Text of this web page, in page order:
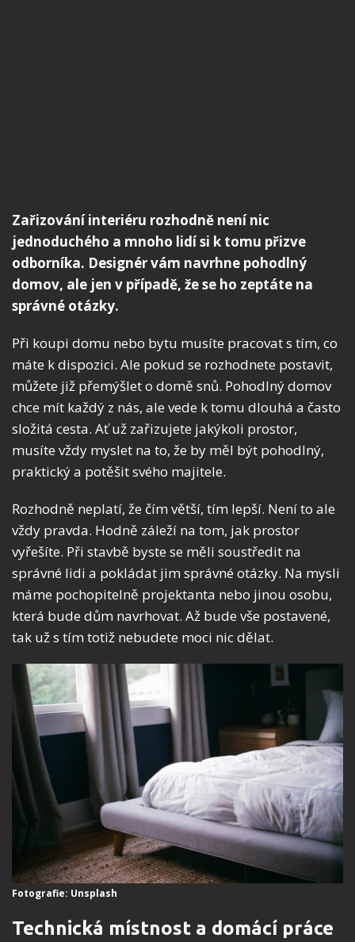
Zařizování interiéru rozhodně není nic
jednoduchého a mnoho lidí si k tomu přizve
odborníka. Designér vám navrhne pohodlný
domov, ale jen v případě, že se ho zeptáte na
správné otázky.
Při koupi domu nebo bytu musíte pracovat s tím, co
máte k dispozici. Ale pokud se rozhodnete postavit,
můžete již přemýšlet o domě snů. Pohodlný domov
chce mít každý z nás, ale vede k tomu dlouhá a často
složitá cesta. Ať už zařizujete jakýkoli prostor,
musíte vždy myslet na to, že by měl být pohodlný,
praktický a potěšit svého majitele.
Rozhodně neplatí, že čím větší, tím lepší. Není to ale
vždy pravda. Hodně záleží na tom, jak prostor
vyřešíte. Při stavbě byste se měli soustředit na
správné lidi a pokládat jim správné otázky. Na mysli
máme pochopitelně projektanta nebo jinou osobu,
která bude dům navrhovat. Až bude vše postavené,
tak už s tím totiž nebudete moci nic dělat.
Fotografie: Unsplash
Technická místnost a domácí práce